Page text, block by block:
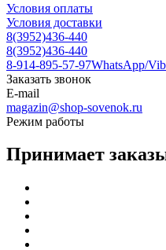
Условия оплаты
Условия доставки
8(3952)436-440
8(3952)436-440
8-914-895-57-97WhatsApp/
Заказать звонок
E-mail
magazin@shop-sovenok.ru
Режим работы
Принимает